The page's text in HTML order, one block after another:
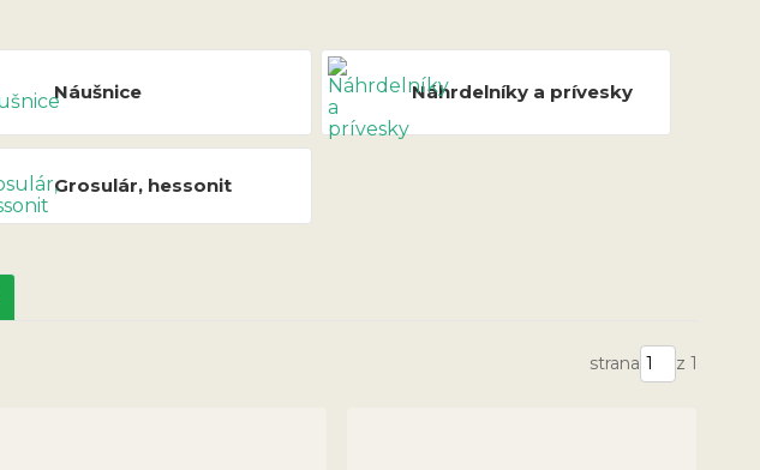
Náušnice Náhrdelníky a prívesky
Grosulár, hessonit
strana z 1